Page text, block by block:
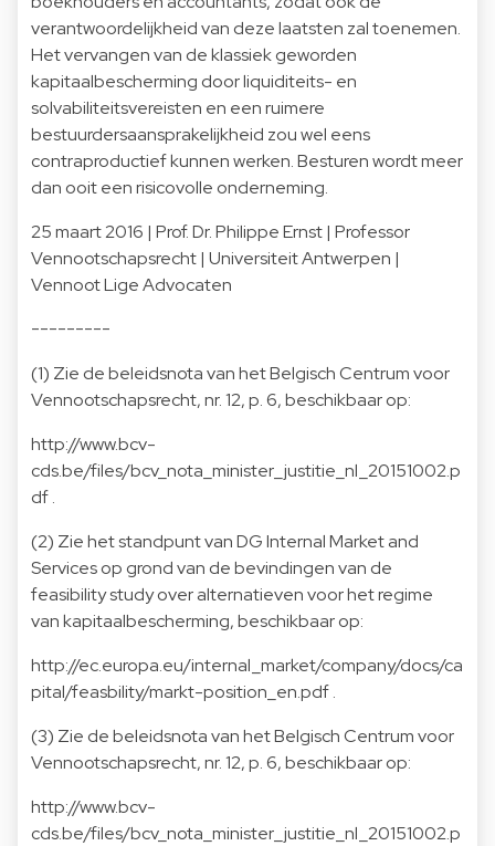
verantwoordelijkheid van deze laatsten zal toenemen.
Het vervangen van de klassiek geworden
kapitaalbescherming door liquiditeits- en
solvabiliteitsvereisten en een ruimere
bestuurdersaansprakelijkheid zou wel eens
contraproductief kunnen werken. Besturen wordt meer
dan ooit een risicovolle onderneming.
25 maart 2016 | Prof. Dr. Philippe Ernst | Professor
Vennootschapsrecht | Universiteit Antwerpen |
Vennoot Lige Advocaten
---------
(1) Zie de beleidsnota van het Belgisch Centrum voor
Vennootschapsrecht, nr. 12, p. 6, beschikbaar op:
http://www.bcv-
cds.be/files/bcv_nota_minister_justitie_nl_20151002.p
df.
(2) Zie het standpunt van DG Internal Market and
Services op grond van de bevindingen van de
feasibility study over alternatieven voor het regime
van kapitaalbescherming, beschikbaar op:
http://ec.europa.eu/internal_market/company/docs/ca
pital/feasbility/markt-position_en.pdf.
(3) Zie de beleidsnota van het Belgisch Centrum voor
Vennootschapsrecht, nr. 12, p. 6, beschikbaar op:
http://www.bcv-
cds.be/files/bcv_nota_minister_justitie_nl_20151002.p